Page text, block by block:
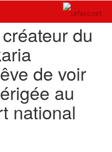
du
de voir
au
national